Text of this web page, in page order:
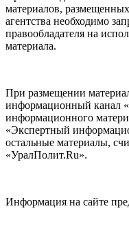
материалов,
агентства необходимо
правообладателя на
материала.
При размещении
информационный канал
информационного
«Экспертный
остальные материалы,
«УралПолит.Ru».
Информация на сайте